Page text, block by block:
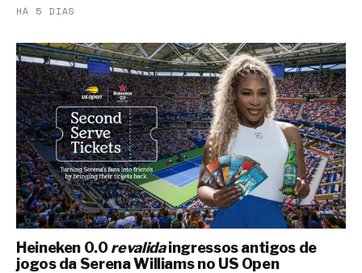
HÁ 5 DIAS
Heineken 0.0revalidaingressos antigos de
jogos da Serena Williams no US Open